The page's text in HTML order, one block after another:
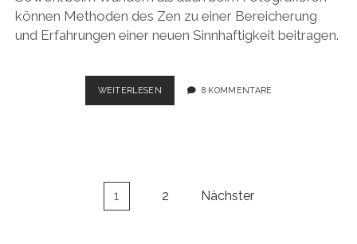
können Methoden des Zen zu einer Bereicherung
und Erfahrungen einer neuen Sinnhaftigkeit beitragen.
WEITERLESEN WANDERN,
ZEN
8 KOMMENTARE
Seitennummerierung
1 2 Nächster